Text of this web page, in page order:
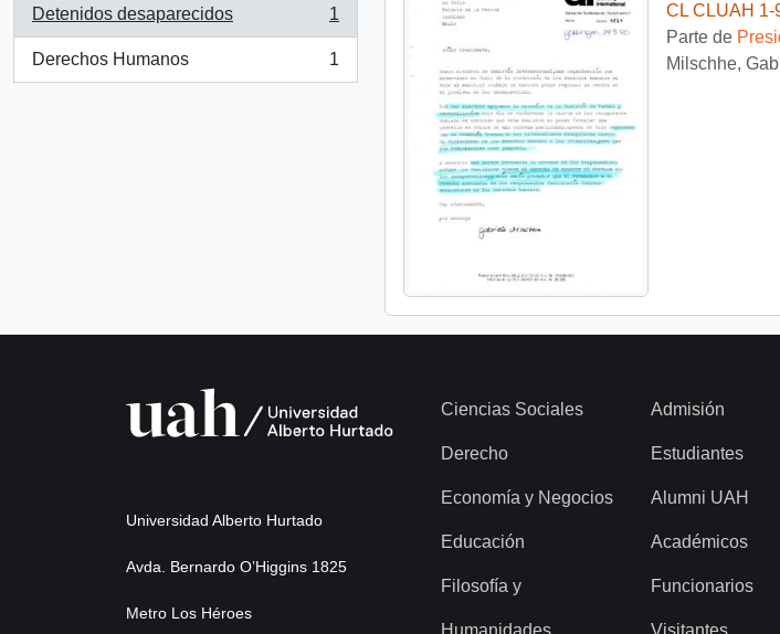
Detenidos desaparecidos
, 1 resultados
1
Derechos Humanos
, 1 resultados
1
CL CLUAH 1-
Parte de
Milschhe,
Universidad Alberto Hurtado
Avda. Bernardo O’Higgins 1825
Metro Los Héroes
Ciencias Sociales
Derecho
Economía y Negocios
Educación
Filosofía y
Humanidades
Admisión
Estudiantes
Alumni UAH
Académicos
Funcionarios
Visitantes